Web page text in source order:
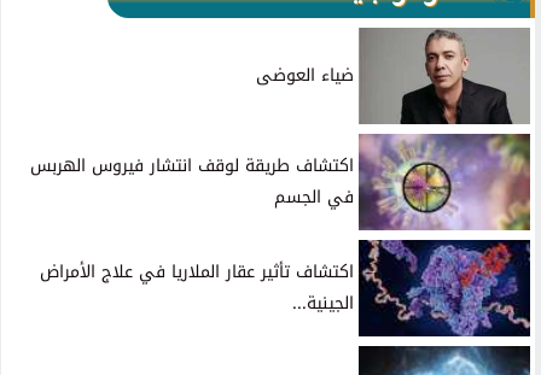
ضياء العوضى
اكتشاف طريقة لوقف انتشار فيروس الهربس
في الجسم
اكتشاف تأثير عقار الملاريا في علاج الأمراض
الجينية...